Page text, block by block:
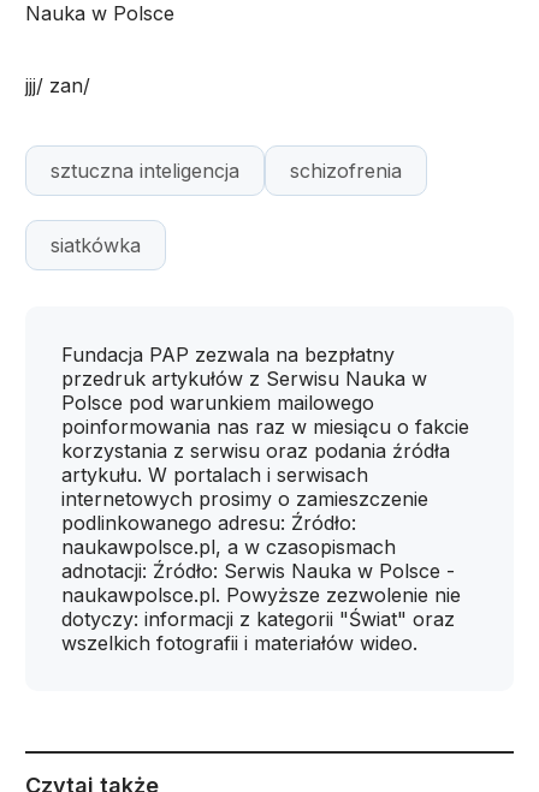
Nauka w Polsce
jjj/ zan/
sztuczna inteligencja schizofrenia
siatkówka
Fundacja PAP zezwala na bezpłatny
przedruk artykułów z Serwisu Nauka w
Polsce pod warunkiem mailowego
poinformowania nas raz w miesiącu o fakcie
korzystania z serwisu oraz podania źródła
artykułu. W portalach i serwisach
internetowych prosimy o zamieszczenie
podlinkowanego adresu: Źródło:
naukawpolsce.pl, a w czasopismach
adnotacji: Źródło: Serwis Nauka w Polsce -
naukawpolsce.pl. Powyższe zezwolenie nie
dotyczy: informacji z kategorii "Świat" oraz
wszelkich fotografii i materiałów wideo.
Czytaj także